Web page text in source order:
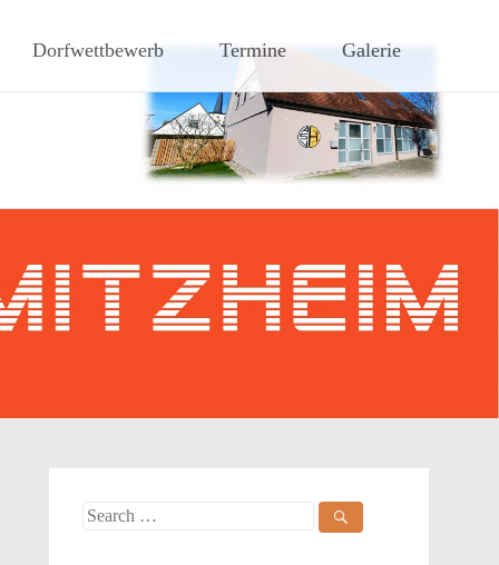
Steigerwaldes
Dorfwettbewerb Termine Galerie
Search